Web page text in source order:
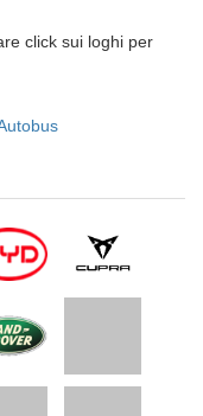
click sui loghi per